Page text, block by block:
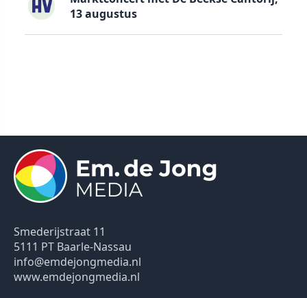
13 augustus
Smederijstraat 11
5111 PT Baarle-Nassau
info@emdejongmedia.nl
www.emdejongmedia.nl